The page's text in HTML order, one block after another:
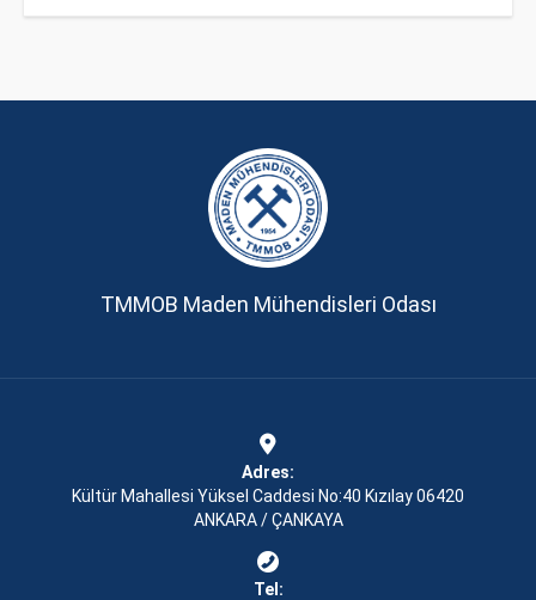
TMMOB Maden Mühendisleri Odası
Adres:
Kültür Mahallesi Yüksel Caddesi No:40 Kızılay 06420
ANKARA / ÇANKAYA
Tel: